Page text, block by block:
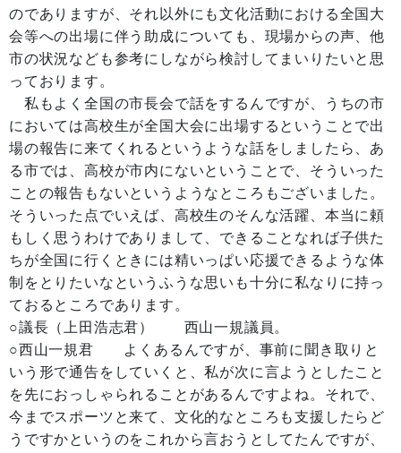
のでありますが、それ以外にも文化活動における全国大
会等への出場に伴う助成についても、現場からの声、他
市の状況なども参考にしながら検討してまいりたいと思
っております。
私もよく全国の市長会で話をするんですが、うちの市
においては高校生が全国大会に出場するということで出
場の報告に来てくれるというような話をしましたら、あ
る市では、高校が市内にないということで、そういった
ことの報告もないというようなところもございました。
そういった点でいえば、高校生のそんな活躍、本当に頼
もしく思うわけでありまして、できることなれば子供た
ちが全国に行くときには精いっぱい応援できるような体
制をとりたいなというふうな思いも十分に私なりに持っ
ておるところであります。
○議長（上田浩志君） 西山一規議員。
○西山一規君 よくあるんですが、事前に聞き取りと
いう形で通告をしていくと、私が次に言ようとしたこと
を先におっしゃられることがあるんですよね。それで、
今までスポーツと来て、文化的なところも支援したらど
うですかというのをこれから言おうとしてたんですが、